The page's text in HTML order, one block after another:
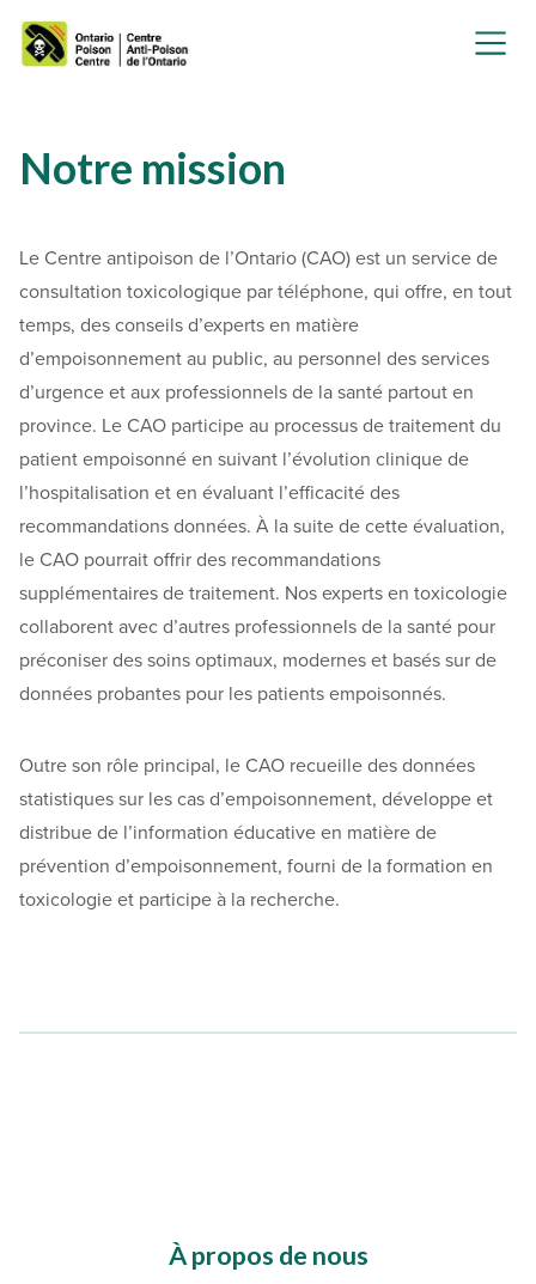
Notre mission
Le Centre antipoison de l’Ontario (CAO) est un service de
consultation toxicologique par téléphone, qui offre, en tout
temps, des conseils d’experts en matière
d’empoisonnement au public, au personnel des services
d’urgence et aux professionnels de la santé partout en
province. Le CAO participe au processus de traitement du
patient empoisonné en suivant l’évolution clinique de
l’hospitalisation et en évaluant l’efficacité des
recommandations données. À la suite de cette évaluation,
le CAO pourrait offrir des recommandations
supplémentaires de traitement. Nos experts en toxicologie
collaborent avec d’autres professionnels de la santé pour
préconiser des soins optimaux, modernes et basés sur de
données probantes pour les patients empoisonnés.
Outre son rôle principal, le CAO recueille des données
statistiques sur les cas d’empoisonnement, développe et
distribue de l’information éducative en matière de
prévention d’empoisonnement, fourni de la formation en
toxicologie et participe à la recherche.
À propos de nous